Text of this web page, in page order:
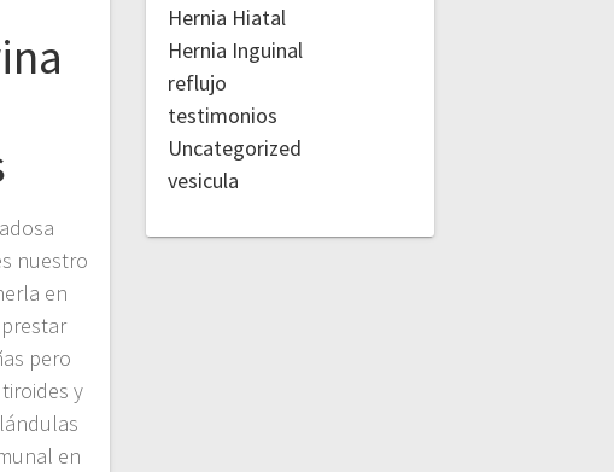
nuestro
en
pero
y
en
Hernia Hiatal
Hernia Inguinal
reflujo
testimonios
Uncategorized
vesicula